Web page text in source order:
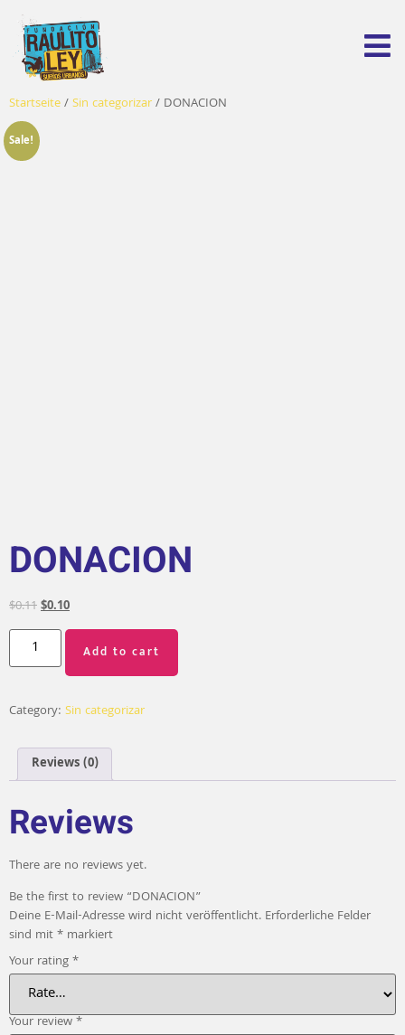
Startseite/Sin categorizar/ DONACION
Sale!
DONACION
$0.11$0.10
Add to cart
Category: Sin categorizar
Reviews (0)
Reviews
There are no reviews yet.
Be the first to review “DONACION”
Deine E-Mail-Adresse wird nicht veröffentlicht. Erforderliche Felder
sind mit* markiert
Your rating*
Your review*